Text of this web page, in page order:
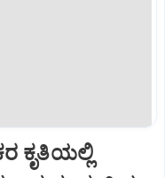
ಕೃತಿಯಲ್ಲಿ